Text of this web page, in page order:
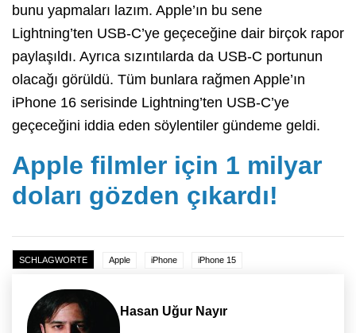
bunu yapmaları lazım. Apple’ın bu sene
Lightning’ten USB-C’ye geçeceğine dair birçok rapor
paylaşıldı. Ayrıca sızıntılarda da USB-C portunun
olacağı görüldü. Tüm bunlara rağmen Apple’ın
iPhone 16 serisinde Lightning’ten USB-C’ye
geçeceğini iddia eden söylentiler gündeme geldi.
Apple filmler için 1 milyar
doları gözden çıkardı!
SCHLAGWORTE Apple iPhone iPhone 15
Hasan Uğur Nayır